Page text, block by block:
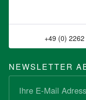
+49 (0)
NEWSLETTER